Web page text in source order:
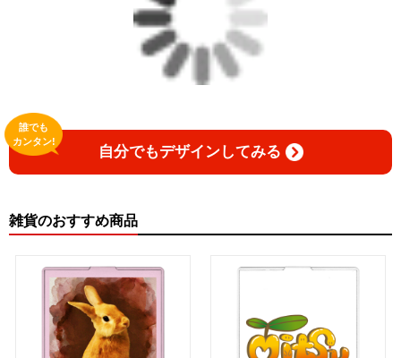
自分でもデザインしてみる
誰でも
カンタン!
雑貨のおすすめ商品